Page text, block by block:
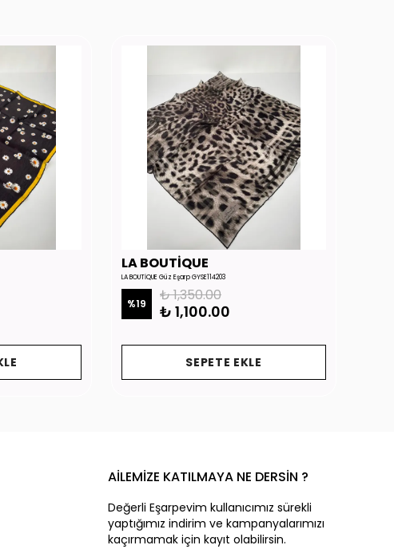
LA BOUTİQUE
LA BOUTİQUE Güz Eşarp GYSE114203
%19 ₺ 1,350.00
₺ 1,100.00
SEPETE EKLE
AİLEMİZE KATILMAYA NE DERSİN ?
Değerli Eşarpevim kullanıcımız sürekli
yaptığımız indirim ve kampanyalarımızı
kaçırmamak için kayıt olabilirsin.